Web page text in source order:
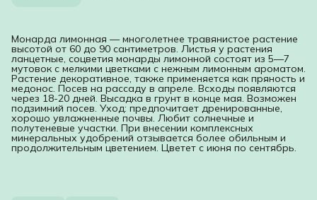
Монарда лимонная — многолетнее травянистое растение
высотой от 60 до 90 сантиметров. Листья у растения
ланцетные, соцветия монарды лимонной состоят из 5—7
мутовок с мелкими цветками с нежным лимонным ароматом.
Растение декоративное, также применяется как пряность и
медонос. Посев на рассаду в апреле. Всходы появляются
через 18-20 дней. Высадка в грунт в конце мая. Возможен
подзимний посев. Уход: предпочитает дренированные,
хорошо увлажненные почвы. Любит солнечные и
полутеневые участки. При внесении комплексных
минеральных удобрений отзывается более обильным и
продолжительным цветением. Цветет с июня по сентябрь.